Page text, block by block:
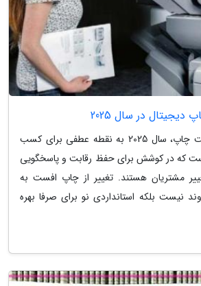
در سال 2025
با ادامه تحول در صنعت چاپ، سال 2025 به نقطه عطفی برای کسب
که در کوشش برای حفظ رقابت و پاسخگویی
مشتریان هستند. تغییر از چاپ افست به
نیست بلکه استانداردی نو برای صرفا بهره